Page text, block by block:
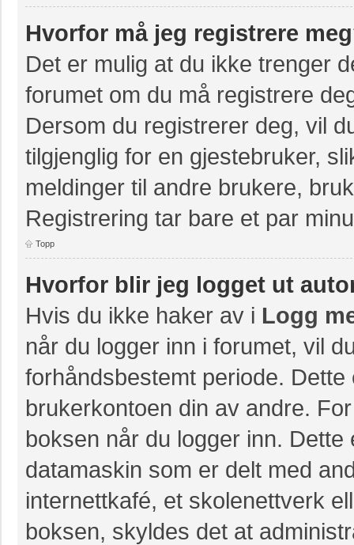
Hvorfor må jeg registrere
Det er mulig at du ikke trenger
forumet om du må registrere
Dersom du registrerer deg, vil
tilgjenglig for en gjestebruker,
meldinger til andre brukere,
Registrering tar bare et par
Topp
Hvorfor blir jeg logget ut
Hvis du ikke haker av i Logg
når du logger inn i forumet, vil
forhåndsbestemt periode.
brukerkontoen din av andre.
boksen når du logger inn.
datamaskin som er delt med
internettkafé, et skolenettverk
boksen, skyldes det at